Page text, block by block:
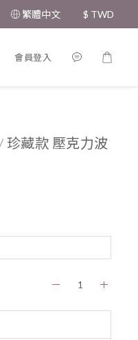
繁體中文 $ TWD
會員登入
珍藏款 壓克力波